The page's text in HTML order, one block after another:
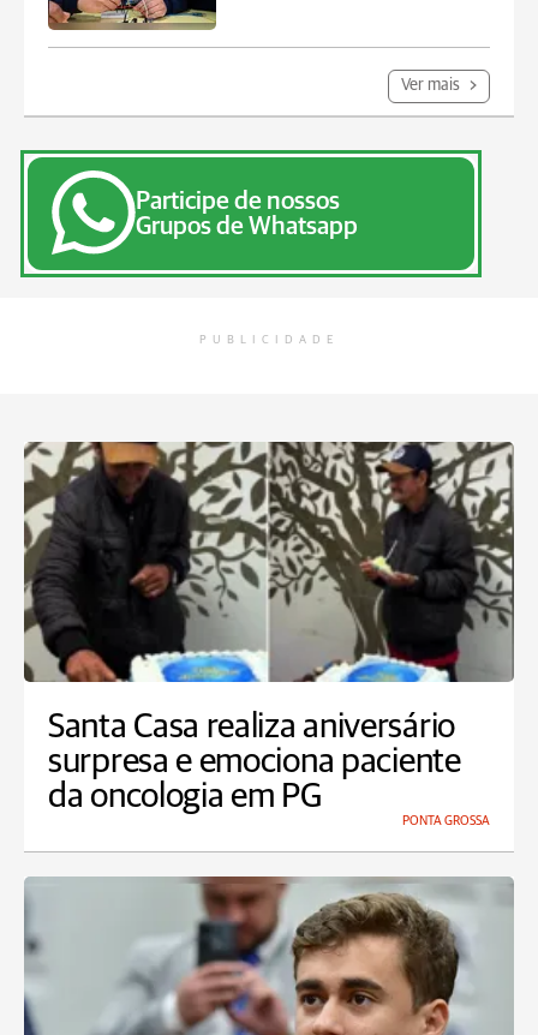
Ver mais
Participe de nossos
Grupos de Whatsapp
PUBLICIDADE
Santa Casa realiza aniversário
surpresa e emociona paciente
da oncologia em PG
PONTA GROSSA